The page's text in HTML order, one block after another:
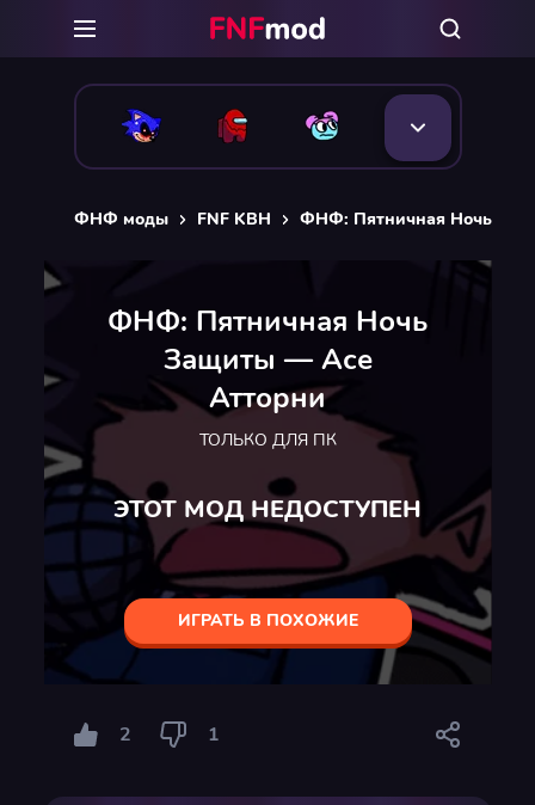
ФНФ моды FNF KBH ФНФ: Пятничная Ночь
ФНФ: Пятничная Ночь
Защиты — Асе
Атторни
ТОЛЬКО ДЛЯ ПК
ЭТОТ МОД НЕДОСТУПЕН
ИГРАТЬ В ПОХОЖИЕ
2 1